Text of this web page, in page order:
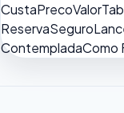
CustaPrecoValor
ReservaSeguro
ContempladaComo